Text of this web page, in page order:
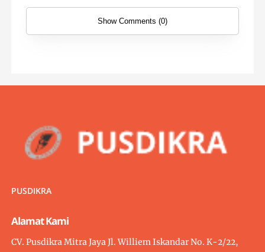
Show Comments (0)
PUSDIKRA
Alamat Kami
CV. Pusdikra Mitra Jaya Jl. Williem Iskandar No. K-2/22,